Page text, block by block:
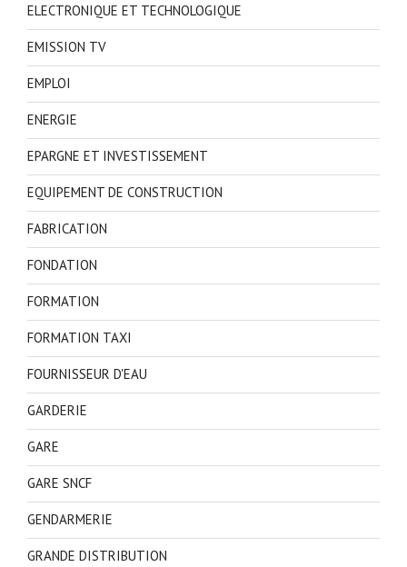
ELECTRONIQUE ET TECHNOLOGIQUE
EMISSION TV
EMPLOI
ENERGIE
EPARGNE ET INVESTISSEMENT
EQUIPEMENT DE CONSTRUCTION
FABRICATION
FONDATION
FORMATION
FORMATION TAXI
FOURNISSEUR D'EAU
GARDERIE
GARE
GARE SNCF
GENDARMERIE
GRANDE DISTRIBUTION